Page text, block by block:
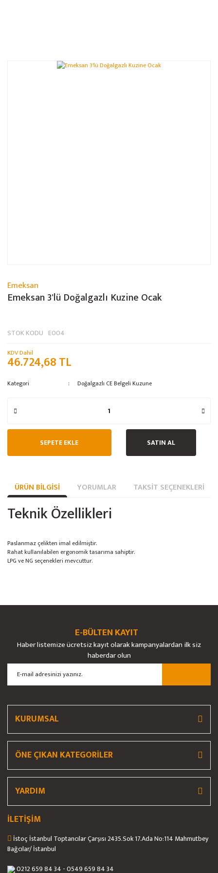
Emeksan
Emeksan 3'lü Doğalgazlı Kuzine Ocak
STOK KODU E004
KDV Dahil
46.724,68 TL
Kategori Doğalgazlı CE Belgeli Kuzune
SEPETE EKLE SATIN AL
ÜRÜN BILGISI YORUMLAR TAKSIT SEÇENEKLERI
Teknik Özellikleri
Paslanmaz çelikten imal edilmiştir.
Rahat kullanılabilen ergonomik tasarıma sahiptir.
LPG ve NG seçenekleri mevcuttur.
Bu ürüne ilk yorumu siz yapın!
Yorum Yaz
yetersiz gördüğünüz noktaları öneri formunu kullanarak tarafımıza
Ürün resmi kalitesiz, bozuk veya görüntülenemiyor.
Ürün açıklamasında eksik bilgiler bulunuyor.
Ürün bilgilerinde hatalar bulunuyor.
Ürün fiyatı diğer sitelerden daha pahalı.
E-BÜLTEN KAYIT
Haber listemize ücretsiz kayıt olarak kampanyalardan ilk siz
haberdar olun
KURUMSAL
ÖNE ÇIKAN KATEGORİLER
YARDIM
İLETİŞİM
İstoç İstanbul Toptancılar Çarşısı 2435.Sok 17.Ada No:114 Mahmutbey
Bağcılar/ İstanbul
0212 659 84 34 - 0549 659 84 34